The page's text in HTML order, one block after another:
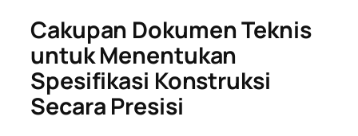
Cakupan Dokumen Teknis
untuk Menentukan
Spesifikasi Konstruksi
Secara Presisi